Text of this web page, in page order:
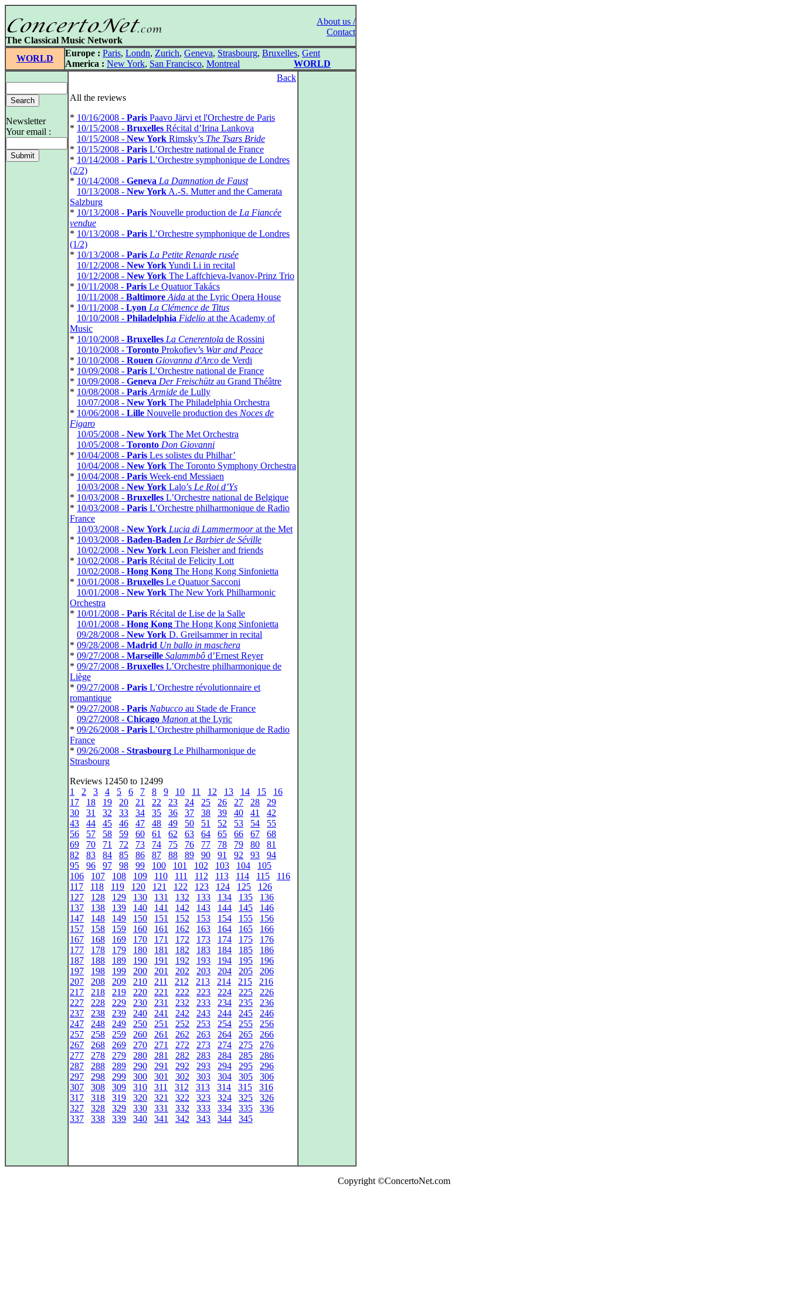
About us /
Contact
The Classical Music Network
WORLD
Europe : Paris, Londn, Zurich, Geneva, Strasbourg, Bruxelles, Gent
America : New York, San Francisco, Montreal WORLD
Newsletter
Your email :
Back
All the reviews
* 10/16/2008 - Paris Paavo Järvi et l'Orchestre de Paris
* 10/15/2008 - Bruxelles Récital d’Irina Lankova
10/15/2008 - New York Rimsky’s The Tsars Bride
* 10/15/2008 - Paris L’Orchestre national de France
* 10/14/2008 - Paris L’Orchestre symphonique de Londres
(2/2)
* 10/14/2008 - Geneva La Damnation de Faust
10/13/2008 - New York A.-S. Mutter and the Camerata
Salzburg
* 10/13/2008 - Paris Nouvelle production de La Fiancée
vendue
* 10/13/2008 - Paris L’Orchestre symphonique de Londres
(1/2)
* 10/13/2008 - Paris La Petite Renarde rusée
10/12/2008 - New YorkYundi Li in recital
10/12/2008 - New York The Laffchieva-Ivanov-Prinz Trio
* 10/11/2008 - Paris Le Quatuor Takács
10/11/2008 - Baltimore Aida at the Lyric Opera House
* 10/11/2008 - Lyon La Clémence de Titus
10/10/2008 - Philadelphia Fidelio at the Academy of
Music
* 10/10/2008 - Bruxelles La Cenerentola de Rossini
10/10/2008 - Toronto Prokofiev’s War and Peace
* 10/10/2008 - Rouen Giovanna d'Arco de Verdi
* 10/09/2008 - Paris L’Orchestre national de France
* 10/09/2008 - Geneva Der Freischütz au Grand Théâtre
* 10/08/2008 - Paris Armide de Lully
10/07/2008 - New York The Philadelphia Orchestra
* 10/06/2008 - Lille Nouvelle production des Noces de
Figaro
10/05/2008 - New York The Met Orchestra
10/05/2008 - Toronto Don Giovanni
* 10/04/2008 - Paris Les solistes du Philhar’
10/04/2008 - New York The Toronto Symphony Orchestra
* 10/04/2008 - Paris Week-end Messiaen
10/03/2008 - New York Lalo’s Le Roi d’Ys
* 10/03/2008 - Bruxelles L’Orchestre national de Belgique
* 10/03/2008 - Paris L’Orchestre philharmonique de Radio
France
10/03/2008 - New York Lucia di Lammermoorat the Met
* 10/03/2008 - Baden-Baden Le Barbier de Séville
10/02/2008 - New York Leon Fleisher and friends
* 10/02/2008 - Paris Récital de Felicity Lott
10/02/2008 - Hong Kong The Hong Kong Sinfonietta
* 10/01/2008 - Bruxelles Le Quatuor Sacconi
10/01/2008 - New York The New York Philharmonic
Orchestra
* 10/01/2008 - Paris Récital de Lise de la Salle
10/01/2008 - Hong Kong The Hong Kong Sinfonietta
09/28/2008 - New York D. Greilsammer in recital
* 09/28/2008 - Madrid Un ballo in maschera
* 09/27/2008 - Marseille Salammbô d’Ernest Reyer
* 09/27/2008 - Bruxelles L’Orchestre philharmonique de
Liège
* 09/27/2008 - Paris L’Orchestre révolutionnaire et
romantique
* 09/27/2008 - Paris Nabucco au Stade de France
09/27/2008 - Chicago Manon at the Lyric
* 09/26/2008 - Paris L’Orchestre philharmonique de Radio
France
* 09/26/2008 - Strasbourg Le Philharmonique de
Strasbourg
Reviews 12450 to 12499
1
2 3 4 5 6 7 8 9 10 11 12 13 14 15
16
17
18 19 20 21 22 23 24 25 26 27 28
29
30
31 32 33 34 35 36 37 38 39 40 41
42
43
44 45 46 47 48 49 50 51 52 53 54
55
56
57 58 59 60 61 62 63 64 65 66 67
68
69
70 71 72 73 74 75 76 77 78 79 80
81
82
83 84 85 86 87 88 89 90 91 92 93
94
95
96 97 98 99 100 101 102 103 104
105
106
107 108 109 110 111 112 113 114 115
116
117
118 119 120 121 122 123 124 125
126
127
128 129 130 131 132 133 134 135
136
137
138 139 140 141 142 143 144 145
146
147
148 149 150 151 152 153 154 155
156
157
158 159 160 161 162 163 164 165
166
167
168 169 170 171 172 173 174 175
176
177
178 179 180 181 182 183 184 185
186
187
188 189 190 191 192 193 194 195
196
197
198 199 200 201 202 203 204 205
206
207
208 209 210 211 212 213 214 215
216
217
218 219 220 221 222 223 224 225
226
227
228 229 230 231 232 233 234 235
236
237
238 239 240 241 242 243 244 245
246
247
248 249 250 251 252 253 254 255
256
257
258 259 260 261 262 263 264 265
266
267
268 269 270 271 272 273 274 275
276
277
278 279 280 281 282 283 284 285
286
287
288 289 290 291 292 293 294 295
296
297
298 299 300 301 302 303 304 305
306
307
308 309 310 311 312 313 314 315
316
317
318 319 320 321 322 323 324 325
326
327
328 329 330 331 332 333 334 335
336
337
338 339 340 341 342 343 344 345
Copyright ©ConcertoNet.com